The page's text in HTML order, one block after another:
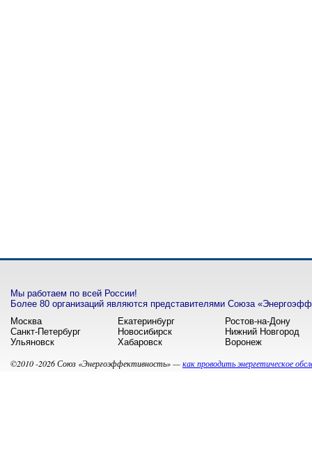
Мы работаем по всей России!
Более 80 организаций являются представителями Союза
Москва
Екатеринбург
Ростов-на-Дону
Санкт-Петербург
Новосибирск
Нижний Новгород
Ульяновск
Хабаровск Воронеж
©2010 -2026 Союз «Энергоэффективность» —как проводить энергетическое